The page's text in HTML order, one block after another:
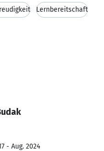
Lernbereitschaft
- Aug. 2024